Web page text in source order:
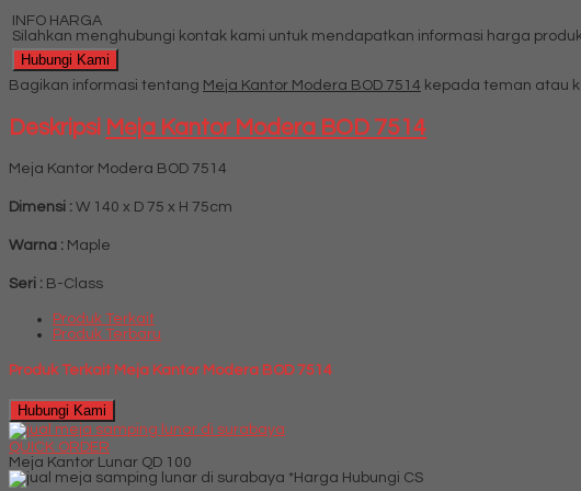
INFO HARGA
Silahkan menghubungi kontak kami untuk mendapatkan informasi harga produk
Hubungi Kami
Bagikan informasi tentang Meja Kantor Modera BOD 7514 kepada teman atau
Deskripsi Meja Kantor Modera BOD 7514
Meja Kantor Modera BOD 7514
Dimensi : W 140 x D 75 x H 75cm
Warna : Maple
Seri : B-Class
Produk Terkait
Produk Terbaru
Produk Terkait Meja Kantor Modera BOD 7514
Hubungi Kami
QUICK ORDER
Meja Kantor Lunar QD 100
*Harga Hubungi CS